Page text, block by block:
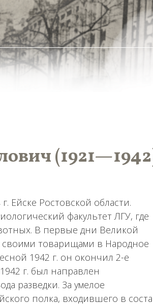
Ейске Ростовской области.
факультет ЛГУ, где
В первые дни Великой
товарищами в Народное
1942 г. он окончил 2-е
г. был направлен
разведки. За умелое
полка, входившего в